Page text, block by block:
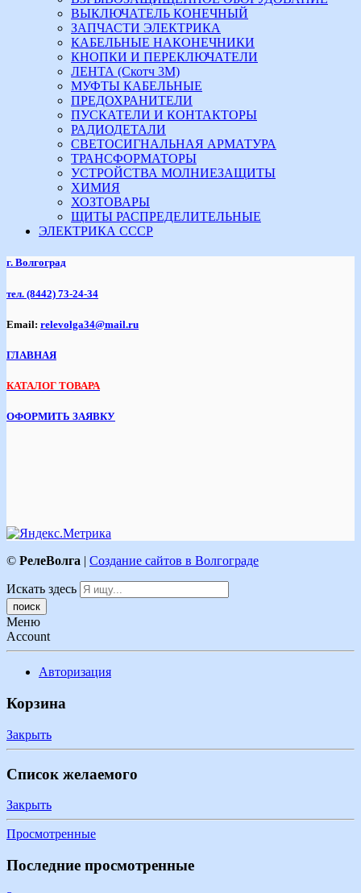
ВЫКЛЮЧАТЕЛЬ КОНЕЧНЫЙ
ЗАПЧАСТИ ЭЛЕКТРИКА
КАБЕЛЬНЫЕ НАКОНЕЧНИКИ
КНОПКИ И ПЕРЕКЛЮЧАТЕЛИ
ЛЕНТА (Скотч 3М)
МУФТЫ КАБЕЛЬНЫЕ
ПРЕДОХРАНИТЕЛИ
ПУСКАТЕЛИ И КОНТАКТОРЫ
РАДИОДЕТАЛИ
СВЕТОСИГНАЛЬНАЯ АРМАТУРА
ТРАНСФОРМАТОРЫ
УСТРОЙСТВА МОЛНИЕЗАЩИТЫ
ХИМИЯ
ХОЗТОВАРЫ
ЩИТЫ РАСПРЕДЕЛИТЕЛЬНЫЕ
ЭЛЕКТРИКА СССР
г. Волгоград
тел. (8442) 73-24-34
Email: relevolga34@mail.ru
ГЛАВНАЯ
КАТАЛОГ ТОВАРА
ОФОРМИТЬ ЗАЯВКУ
© РелеВолга | Создание сайтов в Волгограде
Искать здесь
Меню
Account
Авторизация
Корзина
Закрыть
Список желаемого
Закрыть
Просмотренные
Последние просмотренные